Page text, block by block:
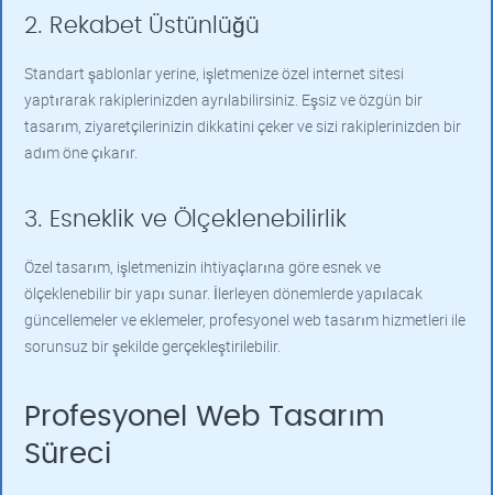
2. Rekabet Üstünlüğü
Standart şablonlar yerine, işletmenize özel internet sitesi
yaptırarak rakiplerinizden ayrılabilirsiniz. Eşsiz ve özgün bir
tasarım, ziyaretçilerinizin dikkatini çeker ve sizi rakiplerinizden bir
adım öne çıkarır.
3. Esneklik ve Ölçeklenebilirlik
Özel tasarım, işletmenizin ihtiyaçlarına göre esnek ve
ölçeklenebilir bir yapı sunar. İlerleyen dönemlerde yapılacak
güncellemeler ve eklemeler, profesyonel web tasarım hizmetleri ile
sorunsuz bir şekilde gerçekleştirilebilir.
Profesyonel Web Tasarım
Süreci